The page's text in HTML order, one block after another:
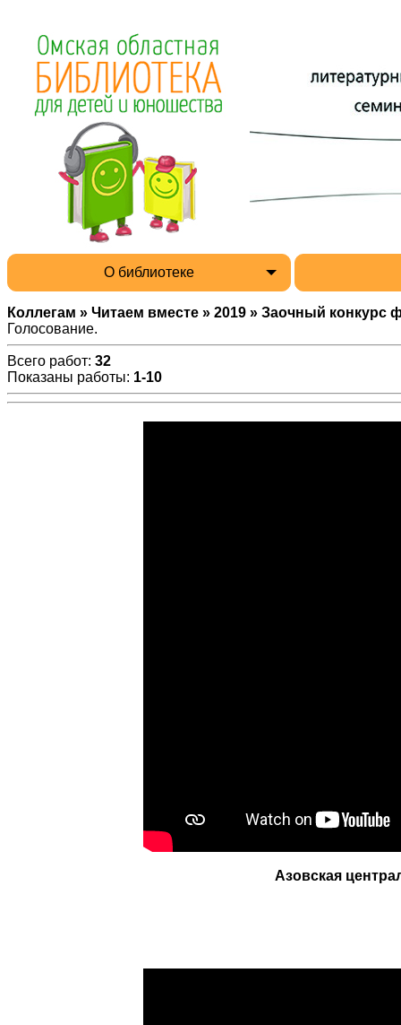
О библиотеке
Коллегам » Читаем вместе » 2019 » Заочный конкурс
Голосование.
Всего работ: 32
Показаны работы: 1-10
Азовская